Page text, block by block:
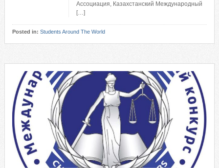
Ассоциация, Казахстанский Международный
[…]
Posted in: Students Around The World